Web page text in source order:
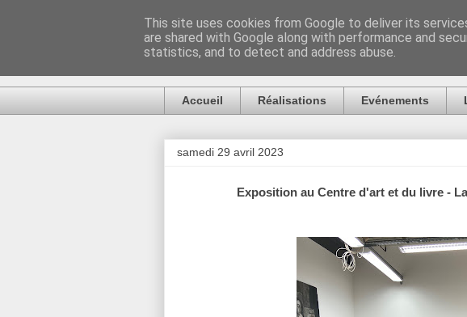
Artiste Auck
Accueil Réalisations Evénements
samedi 29 avril 2023
Exposition au Centre d'art et du livre -
This site uses cookies from Google to deliver its
are shared with Google along with performance and
statistics, and to detect and address abuse.